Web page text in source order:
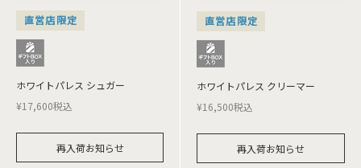
直営店限定
ホワイトパレス シュガー
¥17,600税込
再入荷お知らせ
直営店限定
ホワイトパレス クリーマー
¥16,500税込
再入荷お知らせ